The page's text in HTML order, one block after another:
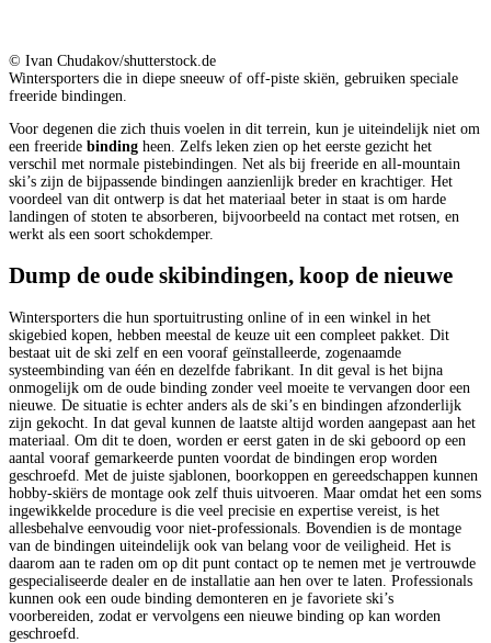
© Ivan Chudakov/shutterstock.de
Wintersporters die in diepe sneeuw of off-piste skiën, gebruiken speciale
freeride bindingen.
Voor degenen die zich thuis voelen in dit terrein, kun je uiteindelijk niet om
een freeride binding heen. Zelfs leken zien op het eerste gezicht het
verschil met normale pistebindingen. Net als bij freeride en all-mountain
ski’s zijn de bijpassende bindingen aanzienlijk breder en krachtiger. Het
voordeel van dit ontwerp is dat het materiaal beter in staat is om harde
landingen of stoten te absorberen, bijvoorbeeld na contact met rotsen, en
werkt als een soort schokdemper.
Dump de oude skibindingen, koop de nieuwe
Wintersporters die hun sportuitrusting online of in een winkel in het
skigebied kopen, hebben meestal de keuze uit een compleet pakket. Dit
bestaat uit de ski zelf en een vooraf geïnstalleerde, zogenaamde
systeembinding van één en dezelfde fabrikant. In dit geval is het bijna
onmogelijk om de oude binding zonder veel moeite te vervangen door een
nieuwe. De situatie is echter anders als de ski’s en bindingen afzonderlijk
zijn gekocht. In dat geval kunnen de laatste altijd worden aangepast aan het
materiaal. Om dit te doen, worden er eerst gaten in de ski geboord op een
aantal vooraf gemarkeerde punten voordat de bindingen erop worden
geschroefd. Met de juiste sjablonen, boorkoppen en gereedschappen kunnen
hobby-skiërs de montage ook zelf thuis uitvoeren. Maar omdat het een soms
ingewikkelde procedure is die veel precisie en expertise vereist, is het
allesbehalve eenvoudig voor niet-professionals. Bovendien is de montage
van de bindingen uiteindelijk ook van belang voor de veiligheid. Het is
daarom aan te raden om op dit punt contact op te nemen met je vertrouwde
gespecialiseerde dealer en de installatie aan hen over te laten. Professionals
kunnen ook een oude binding demonteren en je favoriete ski’s
voorbereiden, zodat er vervolgens een nieuwe binding op kan worden
geschroefd.